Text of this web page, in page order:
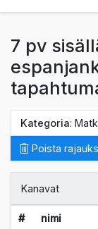
7 pv
Kategoria:
Poista
Kanavat
# nimi